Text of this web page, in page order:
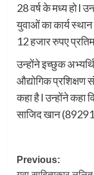
28 वर्ष के मध्य हो l
युवाओं का कार्य स्थान
12 हजार रुपए
उन्होंने इच्छुक
औद्योगिक प्रशिक्षण
कहा है l उन्होंने कहा
साजिद खान
Post
Previous: